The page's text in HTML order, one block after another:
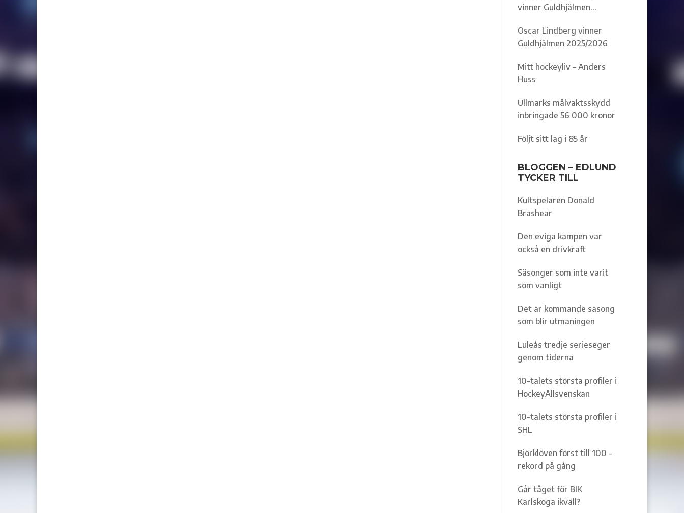
vinner Guldhjälmen
Oscar Lindberg vinner
Guldhjälmen 2025/2026
Mitt hockeyliv – Anders
Huss
Ullmarks målvaktsskydd
inbringade 56 000 kronor
Följt sitt lag i 85 år
BLOGGEN – EDLUND
TYCKER TILL
Kultspelaren Donald
Brashear
Den eviga kampen var
också en drivkraft
Säsonger som inte varit
som vanligt
Det är kommande säsong
som blir utmaningen
Luleås tredje serieseger
genom tiderna
10-talets största profiler i
HockeyAllsvenskan
10-talets största profiler i
SHL
Björklöven först till 100 –
rekord på gång
Går tåget för BIK
Karlskoga ikväll?